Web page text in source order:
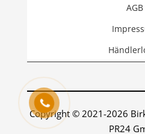
AGB
Copyright © 2021-2026
PR24